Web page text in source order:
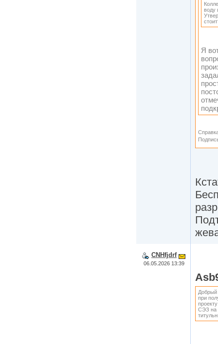
воду
Я
CNHfjdrf
06.05.2026 13:39
Добрый
при
СЭЗ на